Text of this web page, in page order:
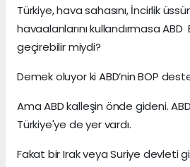
Türkiye, hava sahasını, İncirlik
havaalanlarını kullandırmasa ABD
geçirebilir miydi?
Demek oluyor ki ABD’nin BOP
Ama ABD kalleşin önde gideni.
Türkiye'ye de yer vardı.
Fakat bir Irak veya Suriye devleti